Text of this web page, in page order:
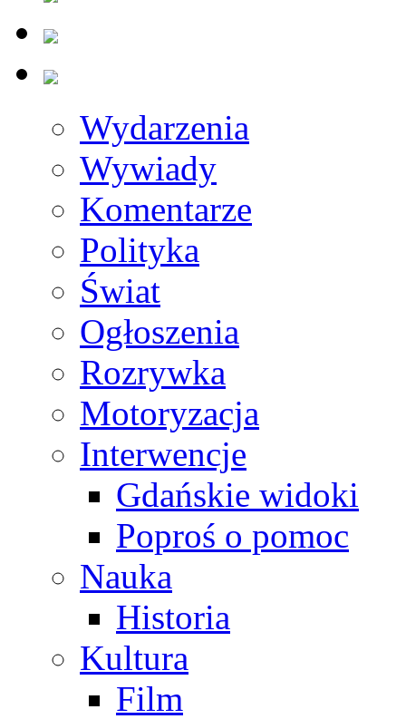
Wydarzenia
Wywiady
Komentarze
Polityka
Świat
Ogłoszenia
Rozrywka
Motoryzacja
Interwencje
Gdańskie widoki
Poproś o pomoc
Nauka
Historia
Kultura
Film